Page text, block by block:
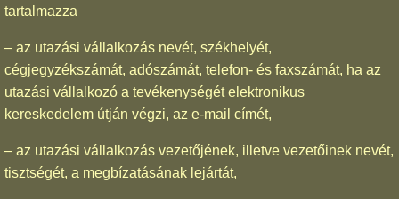
tartalmazza
– az utazási vállalkozás nevét, székhelyét,
cégjegyzékszámát, adószámát, telefon- és faxszámát, ha az
utazási vállalkozó a tevékenységét elektronikus
kereskedelem útján végzi, az e-mail címét,
– az utazási vállalkozás vezetőjének, illetve vezetőinek nevét,
tisztségét, a megbízatásának lejártát,